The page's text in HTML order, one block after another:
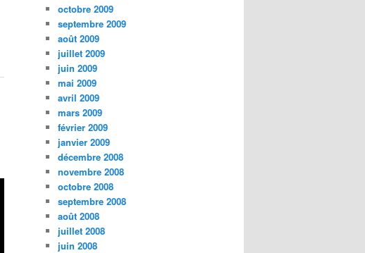
octobre 2009
septembre 2009
août 2009
juillet 2009
juin 2009
mai 2009
avril 2009
mars 2009
février 2009
janvier 2009
décembre 2008
novembre 2008
octobre 2008
septembre 2008
août 2008
juillet 2008
juin 2008